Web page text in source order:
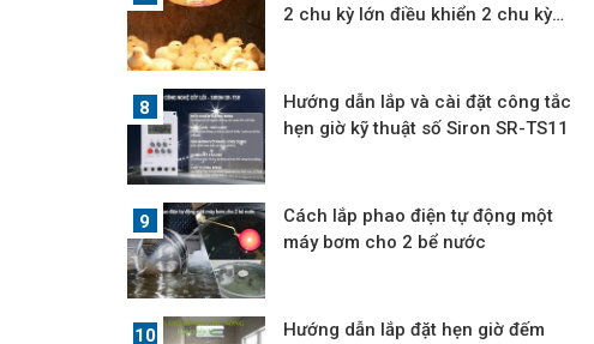
2 chu kỳ lớn điều khiển 2 chu kỳ
Hướng dẫn lắp và cài đặt công tắc
hẹn giờ kỹ thuật số Siron SR-TS11
Cách lắp phao điện tự động một
máy bơm cho 2 bể nước
Hướng dẫn lắp đặt hẹn giờ đếm